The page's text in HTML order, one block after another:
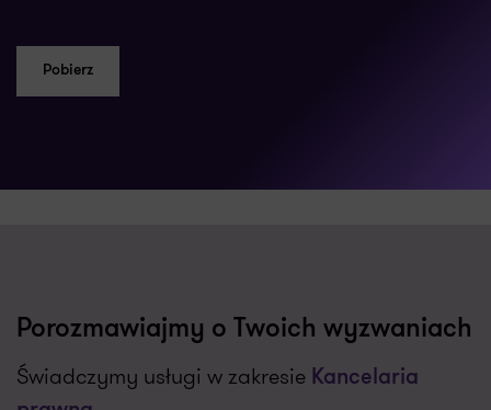
Pobierz
Porozmawiajmy o Twoich wyzwaniach
Świadczymy usługi w zakresie Kancelaria